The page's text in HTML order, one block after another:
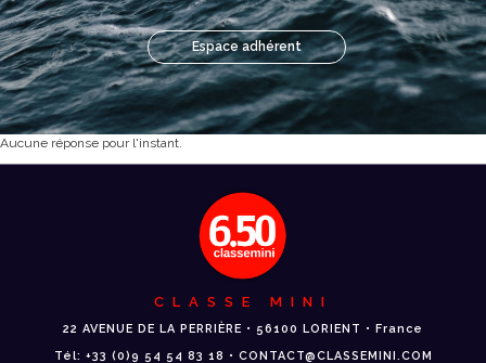
Espace adhérent
Aucune réponse pour l'instant.
CLASSE MINI
22 AVENUE DE LA PERRIÈRE • 56100 LORIENT • France
Tél: +33 (0)9 54 54 83 18 • CONTACT@CLASSEMINI.COM